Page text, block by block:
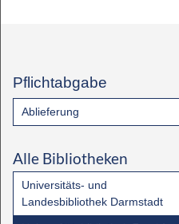
Pflichtabgabe
Ablieferung
Alle Bibliotheken
Universitäts- und
Landesbibliothek Darmstadt